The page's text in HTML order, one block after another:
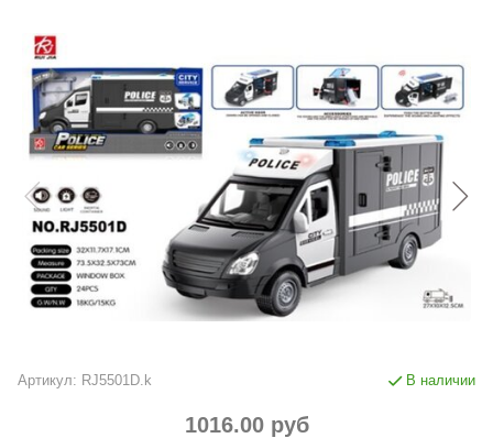
Артикул: RJ5501D.k В наличии
1016.00 руб